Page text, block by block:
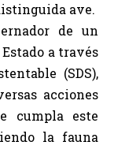
ave.
de un
a través
(SDS),
acciones
cumpla este
la fauna